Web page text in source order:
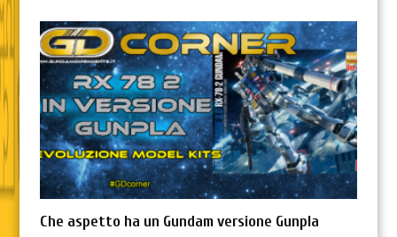
Che aspetto ha un Gundam versione Gunpla